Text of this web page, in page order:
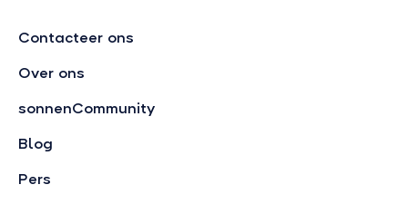
Contacteer ons
Over ons
sonnenCommunity
Blog
Pers